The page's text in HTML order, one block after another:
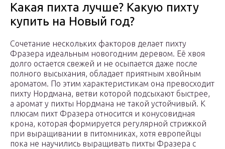
Какая пихта лучше? Какую пихту
купить на Новый год?
Сочетание нескольких факторов делает пихту
Фразера идеальным новогодним деревом. Её хвоя
долго остается свежей и не осыпается даже после
полного высыхания, обладает приятным хвойным
ароматом. По этим характеристикам она превосходит
пихту Нордмана, ветви которой подсыхают быстрее,
а аромат у пихты Нордмана не такой устойчивый. К
плюсам пихт Фразера относится и конусовидная
крона, которая формируется регулярной стрижкой
при выращивании в питомниках, хотя европейцы
пока не научились выращивать пихты Фразера с